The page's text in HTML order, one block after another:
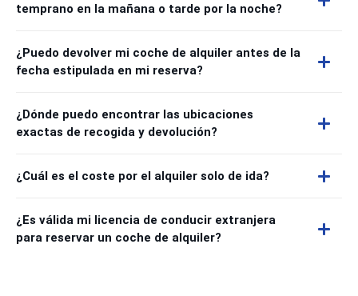
temprano en la mañana o tarde por la noche?
¿Puedo devolver mi coche de alquiler antes de la
fecha estipulada en mi reserva?
¿Dónde puedo encontrar las ubicaciones
exactas de recogida y devolución?
¿Cuál es el coste por el alquiler solo de ida?
¿Es válida mi licencia de conducir extranjera
para reservar un coche de alquiler?